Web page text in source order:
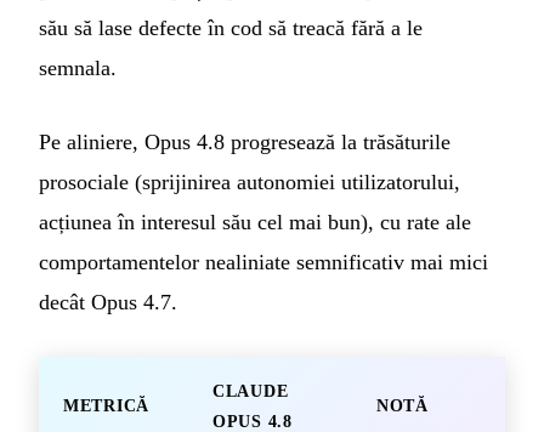
său să lase defecte în cod să treacă fără a le
semnala.
Pe aliniere, Opus 4.8 progresează la trăsăturile
prosociale (sprijinirea autonomiei utilizatorului,
acțiunea în interesul său cel mai bun), cu rate ale
comportamentelor nealiniate semnificativ mai mici
decât Opus 4.7.
METRICĂ
CLAUDE
OPUS 4.8
NOTĂ